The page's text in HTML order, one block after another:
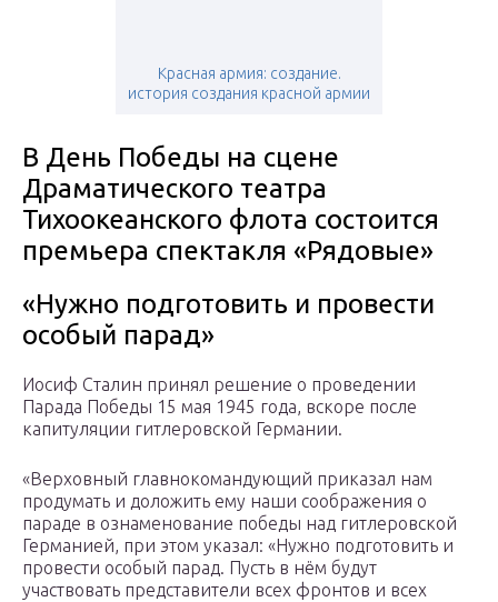
Красная армия: создание.
история создания красной армии
В День Победы на сцене
Драматического театра
Тихоокеанского флота состоится
премьера спектакля «Рядовые»
«Нужно подготовить и провести
особый парад»
Иосиф Сталин принял решение о проведении
Парада Победы 15 мая 1945 года, вскоре после
капитуляции гитлеровской Германии.
«Верховный главнокомандующий приказал нам
продумать и доложить ему наши соображения о
параде в ознаменование победы над гитлеровской
Германией, при этом указал: «Нужно подготовить и
провести особый парад. Пусть в нём будут
участвовать представители всех фронтов и всех